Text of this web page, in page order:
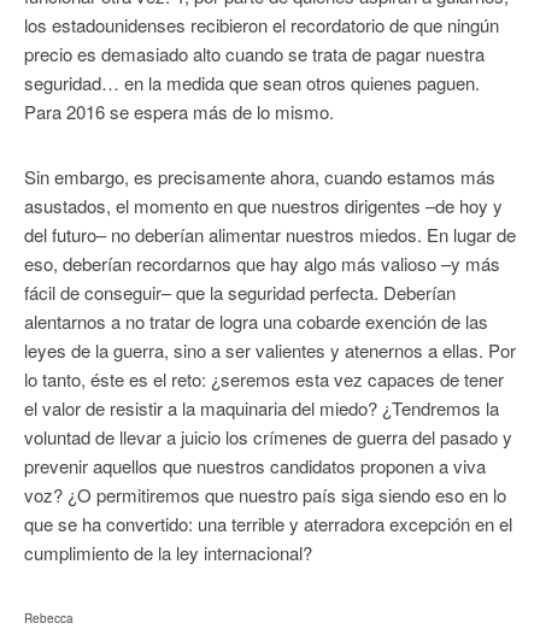
los estadounidenses recibieron el recordatorio de que ningún
precio es demasiado alto cuando se trata de pagar nuestra
seguridad… en la medida que sean otros quienes paguen.
Para 2016 se espera más de lo mismo.
Sin embargo, es precisamente ahora, cuando estamos más
asustados, el momento en que nuestros dirigentes –de hoy y
del futuro– no deberían alimentar nuestros miedos. En lugar de
eso, deberían recordarnos que hay algo más valioso –y más
fácil de conseguir– que la seguridad perfecta. Deberían
alentarnos a no tratar de logra una cobarde exención de las
leyes de la guerra, sino a ser valientes y atenernos a ellas. Por
lo tanto, éste es el reto: ¿seremos esta vez capaces de tener
el valor de resistir a la maquinaria del miedo? ¿Tendremos la
voluntad de llevar a juicio los crímenes de guerra del pasado y
prevenir aquellos que nuestros candidatos proponen a viva
voz? ¿O permitiremos que nuestro país siga siendo eso en lo
que se ha convertido: una terrible y aterradora excepción en el
cumplimiento de la ley internacional?
Rebecca